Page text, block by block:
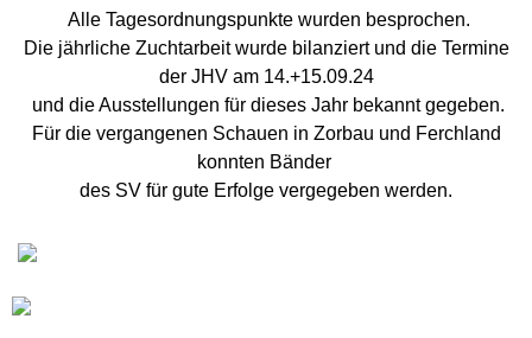
Alle Tagesordnungspunkte wurden besprochen.
Die jährliche Zuchtarbeit wurde bilanziert und die Termine
der JHV am 14.+15.09.24
und die Ausstellungen für dieses Jahr bekannt gegeben.
Für die vergangenen Schauen in Zorbau und Ferchland
konnten Bänder
des SV für gute Erfolge vergegeben werden.